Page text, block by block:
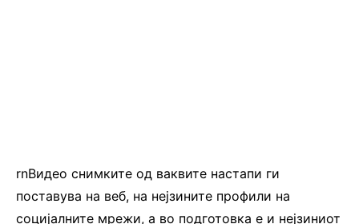
rnВидео снимките од ваквите настапи ги
поставува на веб, на нејзините профили на
социјалните мрежи, а во подготовка е и нејзиниот